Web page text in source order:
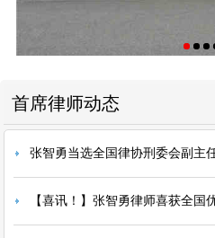
首席律师动态
张智勇当选全国律协刑委会副主
【喜讯！】张智勇律师喜获全国